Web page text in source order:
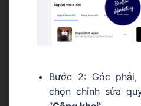
Bước 2: Góc phải,
chọn chỉnh sửa